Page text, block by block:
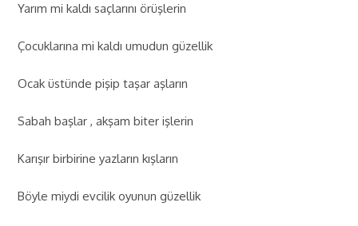
Yarım mi kaldı saçlarını örüşlerin
Çocuklarına mi kaldı umudun güzellik
Ocak üstünde pişip taşar aşların
Sabah başlar , akşam biter işlerin
Karışır birbirine yazların kışların
Böyle miydi evcilik oyunun güzellik